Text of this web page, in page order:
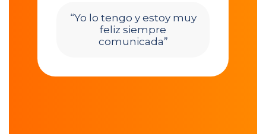
“Yo lo tengo y estoy muy
feliz siempre
comunicada”